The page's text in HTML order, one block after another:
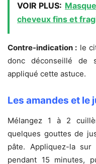
VOIR PLUS:
cheveux fins et
Contre-indication : le
donc déconseillé de
appliqué cette astuce.
Les amandes et le
Mélangez 1 à 2
quelques gouttes de
pâte. Appliquez-la
pendant 15 minutes,